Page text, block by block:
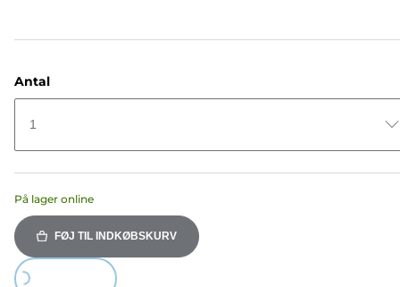
Antal
1
På lager online
FØJ TIL INDKØBSKURV
Loading...